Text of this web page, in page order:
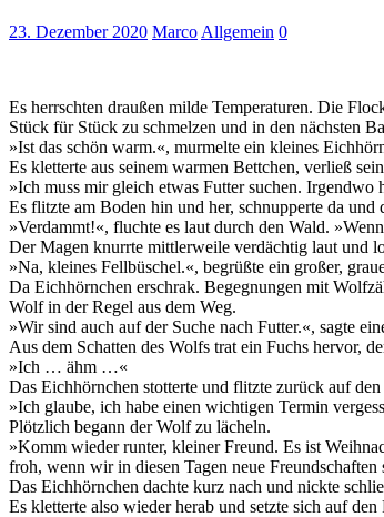
23. Dezember 2020 Marco Allgemein 0
Es herrschten draußen milde Temperaturen. Die
Stück für Stück zu schmelzen und in den nächsten
»Ist das schön warm.«, murmelte ein kleines
Es kletterte aus seinem warmen Bettchen, verließ
»Ich muss mir gleich etwas Futter suchen.
Es flitzte am Boden hin und her, schnupperte da und
»Verdammt!«, fluchte es laut durch den Wald.
Der Magen knurrte mittlerweile verdächtig laut und
»Na, kleines Fellbüschel.«, begrüßte ein großer,
Da Eichhörnchen erschrak. Begegnungen mit
Wolf in der Regel aus dem Weg.
»Wir sind auch auf der Suche nach Futter.«, sagte
Aus dem Schatten des Wolfs trat ein Fuchs hervor,
»Ich … ähm …«
Das Eichhörnchen stotterte und flitzte zurück auf den
»Ich glaube, ich habe einen wichtigen Termin
Plötzlich begann der Wolf zu lächeln.
»Komm wieder runter, kleiner Freund. Es ist
froh, wenn wir in diesen Tagen neue
Das Eichhörnchen dachte kurz nach und nickte
Es kletterte also wieder herab und setzte sich auf